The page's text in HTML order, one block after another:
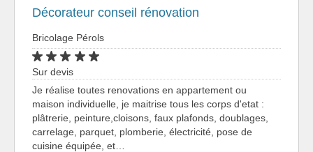
Décorateur conseil rénovation
Bricolage Pérols
Sur devis
Je réalise toutes renovations en appartement ou
maison individuelle, je maitrise tous les corps d'etat :
plâtrerie, peinture,cloisons, faux plafonds, doublages,
carrelage, parquet, plomberie, électricité, pose de
cuisine équipée, et…